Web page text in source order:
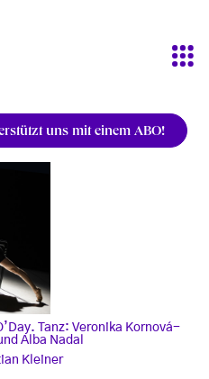
uns mit einem ABO!
Tanz: Veronika Kornová-
Alba Nadal
Kleiner